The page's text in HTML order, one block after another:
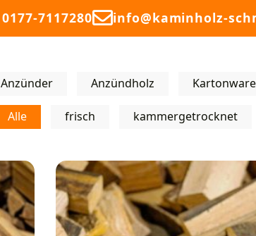
0177-7117280 info@kaminholz-
Anzünder Anzündholz Kartonware
Alle frisch kammergetrocknet